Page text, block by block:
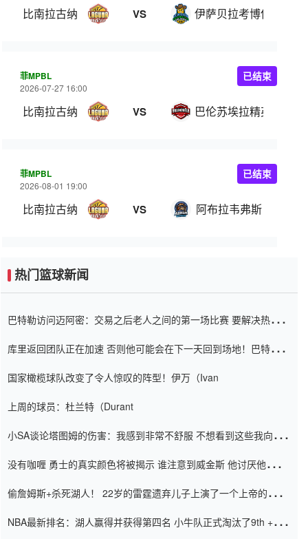
比南拉古纳 VS 伊萨贝拉考博伊斯
菲MPBL
2026-07-27 16:00
比南拉古纳 VS 巴伦苏埃拉精英
已结束
菲MPBL
2026-08-01 19:00
比南拉古纳 VS 阿布拉韦弗斯
已结束
热门篮球新闻
巴特勒访问迈阿密：交易之后老人之间的第一场比赛 要解决热情的
库里返回团队正在加速 否则他可能会在下一天回到场地！巴特勒迈
国家橄榄球队改变了令人惊叹的阵型！伊万（Ivan
上周的球员：杜兰特（Durant
小SA谈论塔图姆的伤害：我感到非常不舒服 不想看到这些我向他
没有咖喱 勇士的真实颜色将被揭示 谁注意到威金斯 他讨厌他的老
偷詹姆斯+杀死湖人！ 22岁的雷霆遗弃儿子上演了一个上帝的剧
NBA最新排名：湖人赢得并获得第四名 小牛队正式淘汰了9th + 76